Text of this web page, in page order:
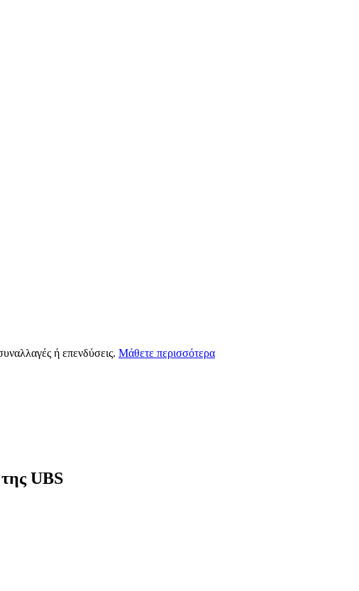
ή επενδύσεις. Μάθετε περισσότερα
UBS